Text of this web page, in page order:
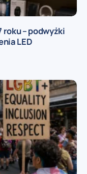
roku – podwyżki
LED